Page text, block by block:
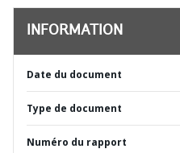
INFORMATION
Date du document
Type de document
Numéro du rapport